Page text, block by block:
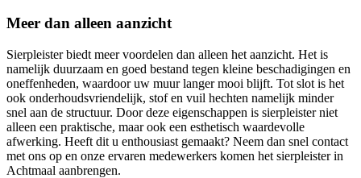
Meer dan alleen aanzicht
Sierpleister biedt meer voordelen dan alleen het aanzicht. Het is
namelijk duurzaam en goed bestand tegen kleine beschadigingen en
oneffenheden, waardoor uw muur langer mooi blijft. Tot slot is het
ook onderhoudsvriendelijk, stof en vuil hechten namelijk minder
snel aan de structuur. Door deze eigenschappen is sierpleister niet
alleen een praktische, maar ook een esthetisch waardevolle
afwerking. Heeft dit u enthousiast gemaakt? Neem dan snel contact
met ons op en onze ervaren medewerkers komen het sierpleister in
Achtmaal aanbrengen.